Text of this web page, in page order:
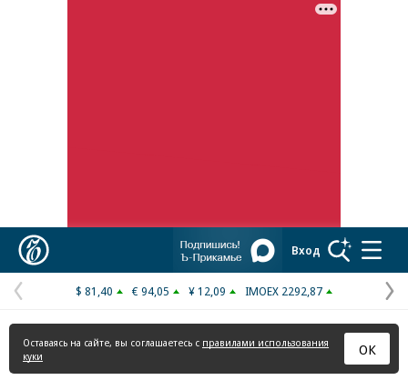
Вход
Предыдущая
страница
$ 81,40 € 94,05 ¥ 12,09 IMOEX 2292,87
Оставаясь на сайте, вы соглашаетесь с правилами использования
куки
ОК